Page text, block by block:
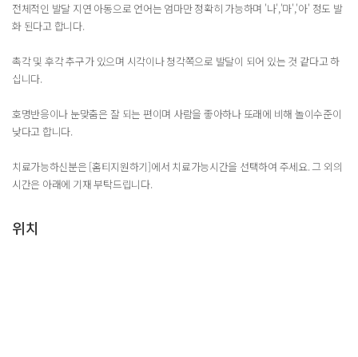
전체적인 발달 지연 아동으로 언어는 엄마만 정확히 가능하며 '나','마','아' 정도 발
화 된다고 합니다.
촉각 및 후각 추구가 있으며 시각이나 청각쪽으로 발달이 되어 있는 것 같다고 하
십니다.
호명반응이나 눈맞춤은 잘 되는 편이며 사람을 좋아하나 또래에 비해 놀이수준이
낮다고 합니다.
치료가능하신분은 [홈티지원하기]에서 치료가능시간을 선택하여 주세요. 그 외의
시간은 아래에 기재 부탁드립니다.
위치